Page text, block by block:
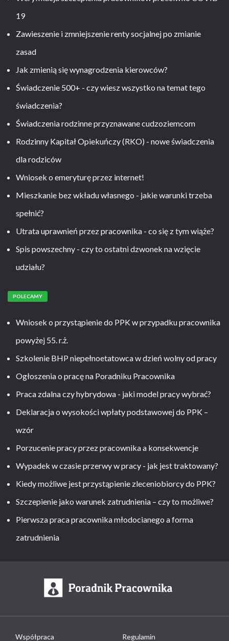
19
Zawieszenie i zmniejszenie renty socjalnej po zmianie
zasad
Jak zmienią się wynagrodzenia kierowców?
Świadczenie 500+ - czy wiesz wszystko na temat tego
świadczenia?
Świadczenia rodzinne przyznawane cudzoziemcom
Rodzinny Kapitał Opiekuńczy (RKO) - nowe świadczenia
dla rodziców
Wniosek o emeryturę przez internet!
Mieszkanie bez wkładu własnego - jakie warunki trzeba
spełnić?
Utrata uprawnień przez pracownika - co się z tym wiąże?
Spis powszechny - czy to ostatni dzwonek na wzięcie
udziału?
POLECAMY
Wniosek o przystąpienie do PPK w przypadku pracownika
powyżej 55. r.ż.
Szkolenie BHP niepełnoetatowca w dzień wolny od pracy
Ogłoszenia o pracę na Poradniku Pracownika
Praca zdalna czy hybrydowa - jaki model pracy wybrać?
Deklaracja o wysokości wpłaty podstawowej do PPK –
wzór
Porzucenie pracy przez pracownika a konsekwencje
Wypadek w czasie przerwy w pracy - jak jest traktowany?
Kiedy możliwe jest przystąpienie zleceniobiorcy do PPK?
Szczepienie jako warunek zatrudnienia – czy to możliwe?
Pierwsza praca pracownika młodocianego a forma
zatrudnienia
Współpraca
Regulamin